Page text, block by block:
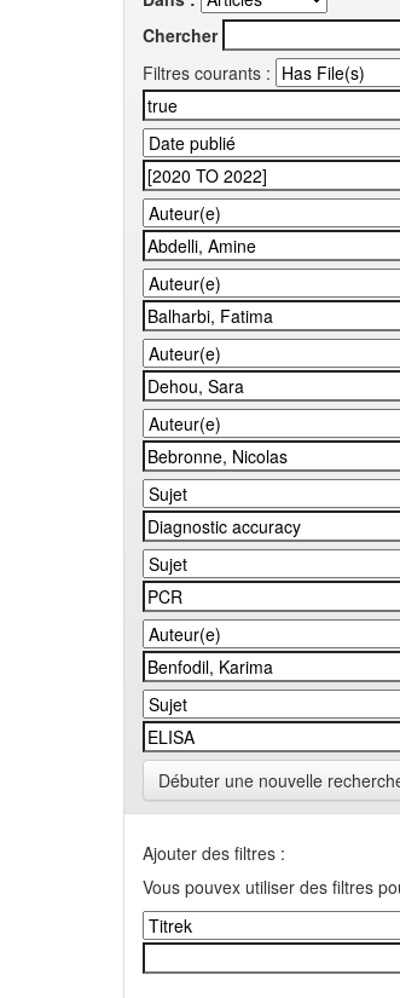
Chercher
Filtres courants :
Débuter une nouvelle
Ajouter des filtres :
Vous pouvex utiliser des filtres